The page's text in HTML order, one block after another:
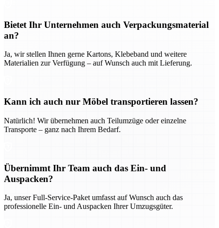
Bietet Ihr Unternehmen auch Verpackungsmaterial
an?
Ja, wir stellen Ihnen gerne Kartons, Klebeband und weitere
Materialien zur Verfügung – auf Wunsch auch mit Lieferung.
Kann ich auch nur Möbel transportieren lassen?
Natürlich! Wir übernehmen auch Teilumzüge oder einzelne
Transporte – ganz nach Ihrem Bedarf.
Übernimmt Ihr Team auch das Ein- und
Auspacken?
Ja, unser Full-Service-Paket umfasst auf Wunsch auch das
professionelle Ein- und Auspacken Ihrer Umzugsgüter.